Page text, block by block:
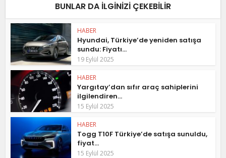
BUNLAR DA ILGINIZI ÇEKEBILIR
HABER
Hyundai, Türkiye’de yeniden satışa
sundu: Fiyatı...
19 Eylül 2025
HABER
Yargıtay’dan sıfır araç sahiplerini
ilgilendiren...
15 Eylül 2025
HABER
Togg T10F Türkiye’de satışa sunuldu,
fiyat...
15 Eylül 2025